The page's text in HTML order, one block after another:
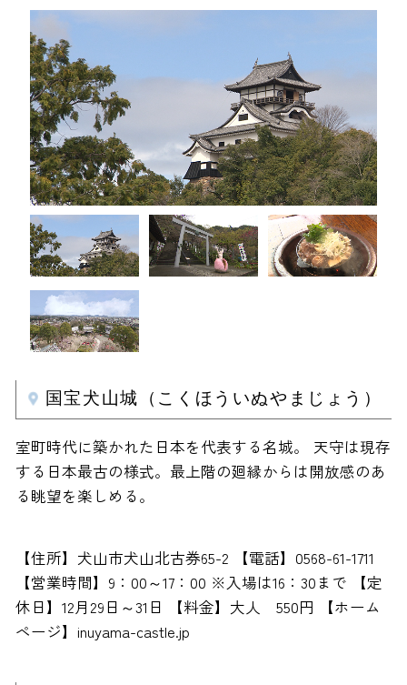
国宝犬山城（こくほういぬやまじょう）
室町時代に築かれた日本を代表する名城。 天守は現存
する日本最古の様式。最上階の廻縁からは開放感のあ
る眺望を楽しめる。
【住所】犬山市犬山北古券65-2 【電話】0568-61-1711
【営業時間】9：00～17：00 ※入場は16：30まで 【定
休日】12月29日～31日 【料金】大人 550円 【ホーム
ページ】inuyama-castle.jp